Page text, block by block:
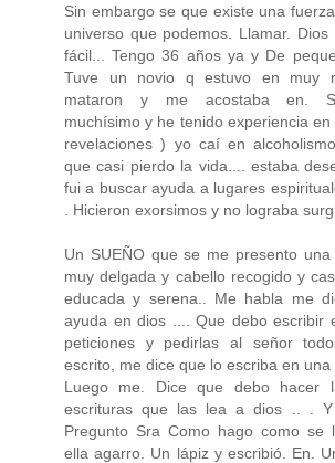
Sin embargo se que existe una
universo que podemos. Llamar.
fácil... Tengo 36 años ya y De
Tuve un novio q estuvo en muy
mataron y me acostaba en.
muchísimo y he tenido experiencia
revelaciones ) yo caí en
que casi pierdo la vida.... estaba
fui a buscar ayuda a lugares
. Hicieron exorsimos y no lograba
Un SUEÑO que se me presento
muy delgada y cabello recogido y
educada y serena.. Me habla me
ayuda en dios .... Que debo escribir
peticiones y pedirlas al señor
escrito, me dice que lo escriba en una
Luego me. Dice que debo hacer
escrituras que las lea a dios .. . Y
Pregunto Sra Como hago como se
ella agarro. Un lápiz y escribió. En.